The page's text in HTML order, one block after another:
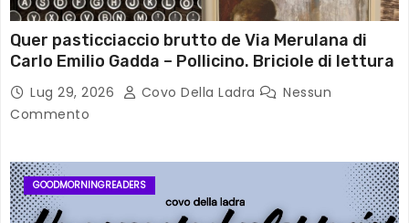
Quer pasticciaccio brutto de Via Merulana di
Carlo Emilio Gadda – Pollicino. Briciole di lettura
Lug 29, 2026 Covo Della Ladra
Nessun
Commento
GOODMORNINGREADERS